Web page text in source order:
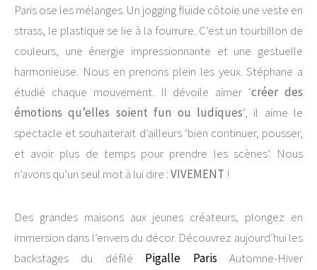
Paris ose les mélanges. Un jogging fluide côtoie une veste en
strass, le plastique se lie à la fourrure. C’est un tourbillon de
couleurs, une énergie impressionnante et une gestuelle
harmonieuse. Nous en prenons plein les yeux. Stéphane a
étudié chaque mouvement. Il dévoile aimer ‘créer des
émotions qu’elles soient fun ou ludiques‘, il aime le
spectacle et souhaiterait d’ailleurs ‘bien continuer, pousser,
et avoir plus de temps pour prendre les scènes’. Nous
n’avons qu’un seul mot à lui dire :VIVEMENT !
Des grandes maisons aux jeunes créateurs, plongez en
immersion dans l’envers du décor. Découvrez aujourd’hui les
backstages du défilé Pigalle Paris
Automne-Hiver